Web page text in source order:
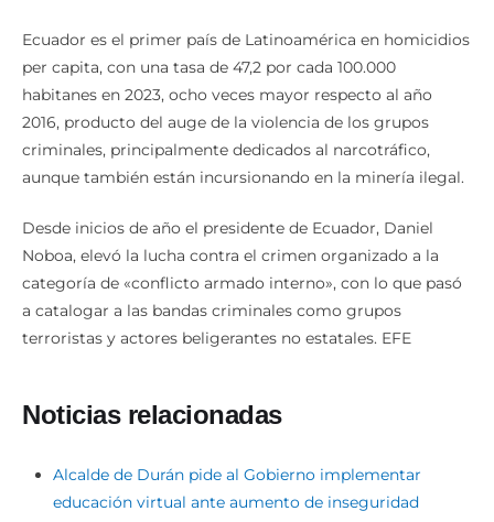
Ecuador es el primer país de Latinoamérica en homicidios
per capita, con una tasa de 47,2 por cada 100.000
habitanes en 2023, ocho veces mayor respecto al año
2016, producto del auge de la violencia de los grupos
criminales, principalmente dedicados al narcotráfico,
aunque también están incursionando en la minería ilegal.
Desde inicios de año el presidente de Ecuador, Daniel
Noboa, elevó la lucha contra el crimen organizado a la
categoría de «conflicto armado interno», con lo que pasó
a catalogar a las bandas criminales como grupos
terroristas y actores beligerantes no estatales. EFE
Noticias relacionadas
Alcalde de Durán pide al Gobierno implementar
educación virtual ante aumento de inseguridad